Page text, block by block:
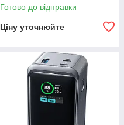
Готово до відправки
Ціну уточнюйте